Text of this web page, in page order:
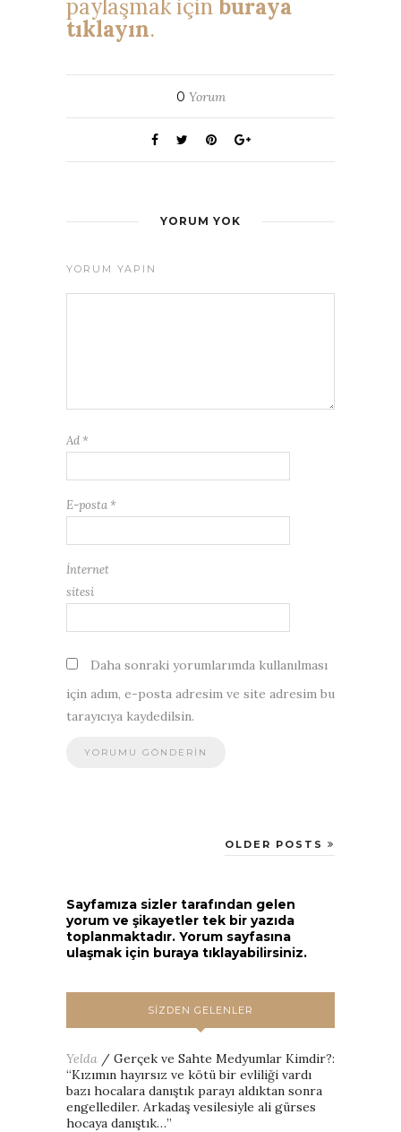
paylaşmak için buraya
tıklayın.
0 Yorum
YORUM YOK
YORUM YAPIN
Ad *
E-posta *
İnternet
sitesi
Daha sonraki yorumlarımda kullanılması
için adım, e-posta adresim ve site adresim bu
tarayıcıya kaydedilsin.
OLDER POSTS
Sayfamıza sizler tarafından gelen
yorum ve şikayetler tek bir yazıda
toplanmaktadır. Yorum sayfasına
ulaşmak için buraya tıklayabilirsiniz.
SIZDEN GELENLER
Yelda / Gerçek ve Sahte Medyumlar Kimdir?:
“Kızımın hayırsız ve kötü bir evliliği vardı
bazı hocalara danıştık parayı aldıktan sonra
engellediler. Arkadaş vesilesiyle ali gürses
hocaya danıştık…”